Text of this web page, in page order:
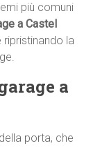
più comuni
a Castel
ripristinando la
a
porta, che